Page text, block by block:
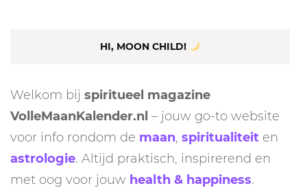
HI, MOON CHILD!
Welkom bij spiritueel magazine
VolleMaanKalender.nl – jouw go-to website
voor info rondom de maan, spiritualiteit en
astrologie. Altijd praktisch, inspirerend en
met oog voor jouw health & happiness.